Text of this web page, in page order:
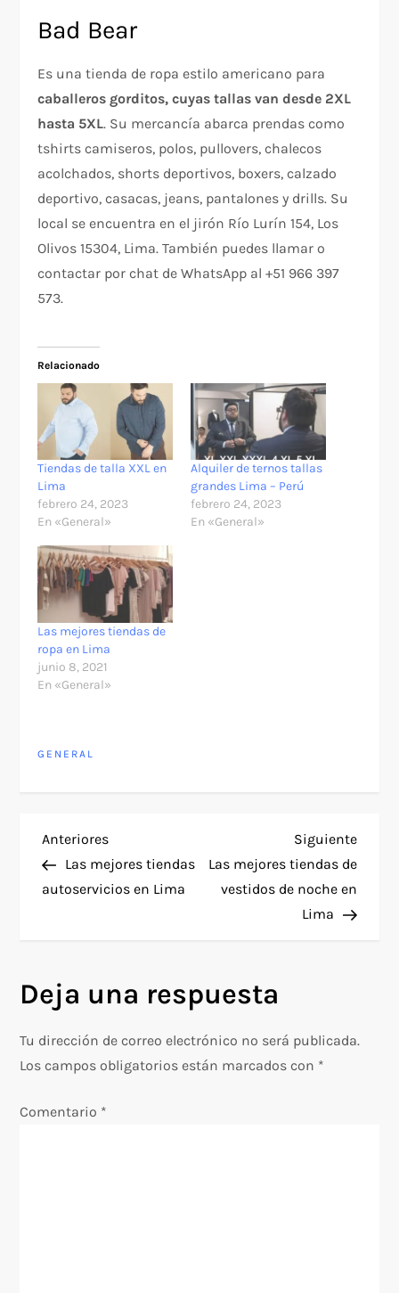
Bad Bear
Es una tienda de ropa estilo americano para
caballeros gorditos, cuyas tallas van desde 2XL
hasta 5XL. Su mercancía abarca prendas como
tshirts camiseros, polos, pullovers, chalecos
acolchados, shorts deportivos, boxers, calzado
deportivo, casacas, jeans, pantalones y drills. Su
local se encuentra en el jirón Río Lurín 154, Los
Olivos 15304, Lima. También puedes llamar o
contactar por chat de WhatsApp al +51 966 397
573.
Relacionado
Tiendas de talla XXL en
Lima
febrero 24, 2023
En «General»
Alquiler de ternos tallas
grandes Lima – Perú
febrero 24, 2023
En «General»
Las mejores tiendas de
ropa en Lima
junio 8, 2021
En «General»
GENERAL
N
a
g
a
Entrada
anterior
Anteriores
Las mejores tiendas
autoservicios en Lima
Siguiente
Las mejores tiendas de
vestidos de noche en
Lima
Deja una respuesta
Tu dirección de correo electrónico no será publicada.
Los campos obligatorios están marcados con *
Comentario *